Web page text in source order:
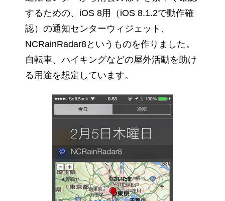
するための、iOS 8用（iOS 8.1.2で動作確
認）の通知センターウィジェット、
NCRainRadar8というものを作りました。
自転車、ハイキングなどの屋外活動を助け
る用途を想定しています。